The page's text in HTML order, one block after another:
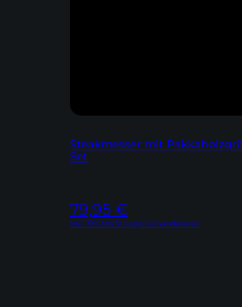
Steakmesser mit
Set
79,95 €
Inkl. 19% MwSt | zzgl. Versandkosten